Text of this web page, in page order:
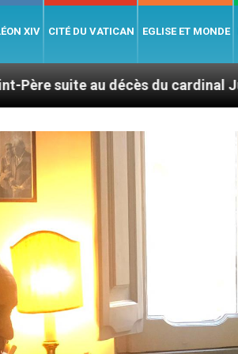
XIV CITÉ DU VATICAN EGLISE ET MONDE
du cardinal Júlio Duarte Langa